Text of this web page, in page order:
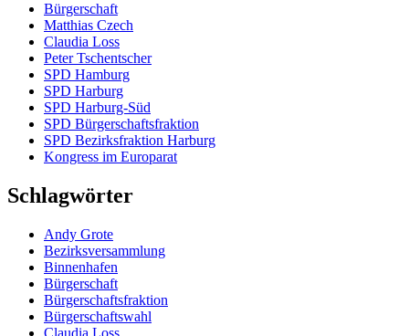
Bürgerschaft
Matthias Czech
Claudia Loss
Peter Tschentscher
SPD Hamburg
SPD Harburg
SPD Harburg-Süd
SPD Bürgerschaftsfraktion
SPD Bezirksfraktion Harburg
Kongress im Europarat
Schlagwörter
Andy Grote
Bezirksversammlung
Binnenhafen
Bürgerschaft
Bürgerschaftsfraktion
Bürgerschaftswahl
Claudia Loss